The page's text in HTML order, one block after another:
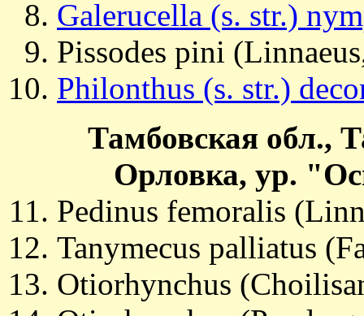
Galerucella (s. str.)
Pissodes pini
Philonthus (s. str.)
Тамбовская обл.,
Орловка, ур.
Pedinus femoralis
Tanymecus palliatus
Otiorhynchus